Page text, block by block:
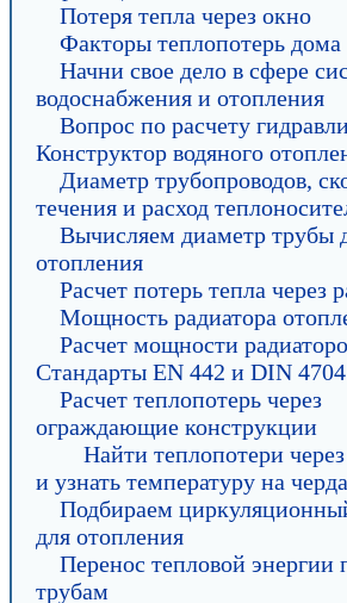
Потеря тепла через окно
Факторы теплопотерь дома
Начни свое дело в сфере
водоснабжения и отопления
Вопрос по расчету
Конструктор водяного
Диаметр трубопроводов,
течения и расход
Вычисляем диаметр трубы
отопления
Расчет потерь тепла через
Мощность радиатора
Расчет мощности
Стандарты EN 442 и DIN 4704
Расчет теплопотерь через
ограждающие конструкции
Найти теплопотери
и узнать температуру на
Подбираем
для отопления
Перенос тепловой энергии
трубам